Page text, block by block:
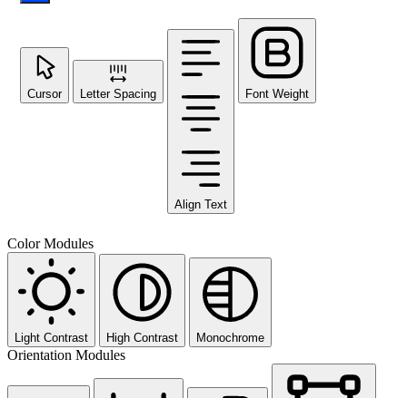
Cursor Letter Spacing
Align Text
Font Weight
Color Modules
Light Contrast High Contrast Monochrome
Orientation Modules